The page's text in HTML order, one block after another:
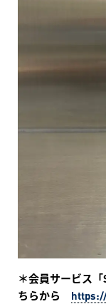
＊会員サービス
ちらから